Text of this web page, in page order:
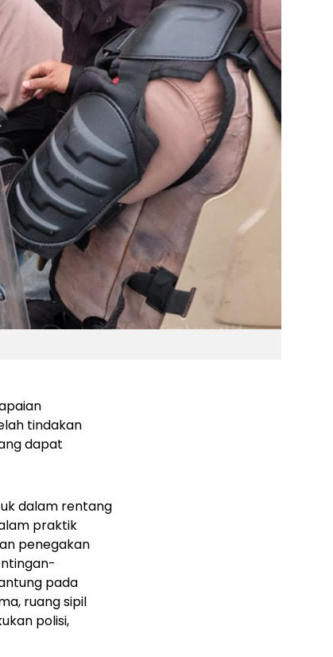
tindakan
dapat
dalam rentang
praktik
penegakan
pada
ruang sipil
polisi,